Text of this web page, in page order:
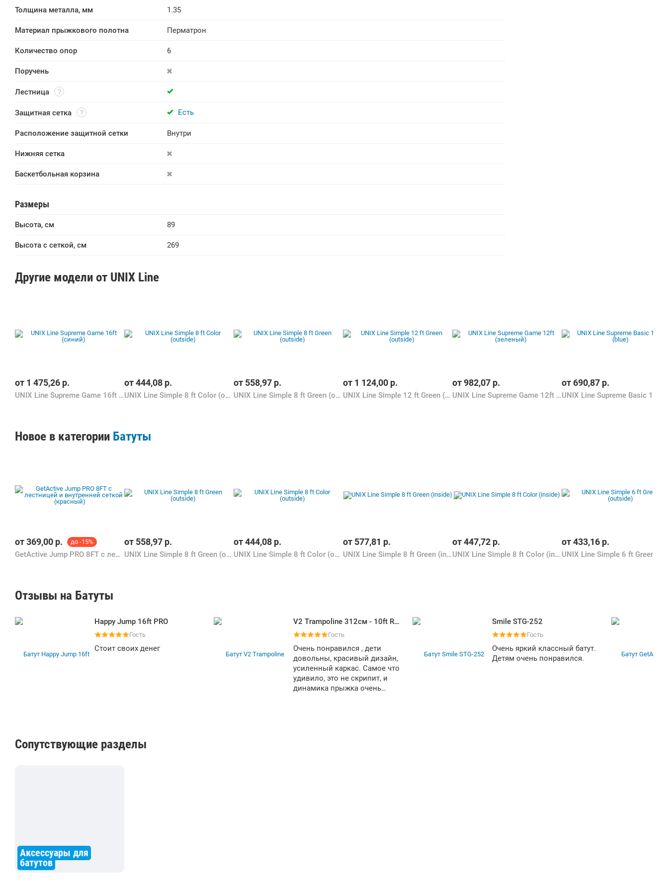
Толщина металла, мм 1.35
Материал прыжкового полотна Перматрон
Количество опор 6
Поручень
Лестница
Защитная сетка Есть
Расположение защитной сетки Внутри
Нижняя сетка
Баскетбольная корзина
Размеры
Высота, см 89
Высота с сеткой, см 269
Другие модели от UNIX Line
от 1 475,26 р.
UNIX Line Supreme Game 16ft (синий)
от444,08 р.
UNIX Line Simple 8 ft Color (outside)
от 558,97 р.
UNIX Line Simple 8 ft Green (outside)
от 1 124,00 р.
UNIX Line Simple 12 ft Green (outside)
от982,07 р.
UNIX Line Supreme Game 12ft (зеленый)
от690,87 р.
Новое в категории Батуты
от369,00 р. до -15%
GetActive Jump PRO 8FT с лестницей и внутренней сеткой (красный)
от 558,97 р.
UNIX Line Simple 8 ft Green (outside)
от444,08 р.
UNIX Line Simple 8 ft Color (outside)
от 577,81 р.
UNIX Line Simple 8 ft Green (inside)
от447,72 р.
UNIX Line Simple 8 ft Color (inside)
от433,16 р.
Отзывы на Батуты
Happy Jump 16ft PRO
Гость
Стоит своих денег
V2 Trampoline 312см - 10ft Redline (4 ноги)
Гость
Очень понравился , дети
довольны, красивый дизайн,
усиленный каркас. Самое что
удивило, это не скрипит, и
динамика прыжка очень
Smile STG-252
Гость
Очень яркий классный батут.
Детям очень понравился.
Сопутствующие разделы
Аксессуары для
батутов